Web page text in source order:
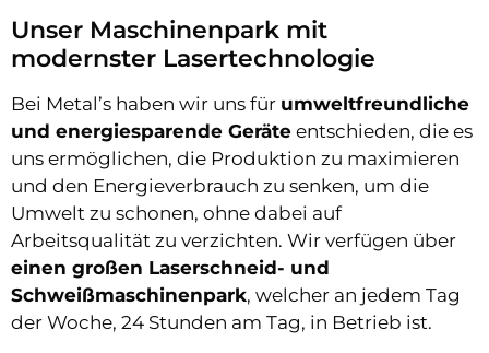
Unser Maschinenpark mit
modernster Lasertechnologie
Bei Metal’s haben wir uns für umweltfreundliche
und energiesparende Geräte entschieden, die es
uns ermöglichen, die Produktion zu maximieren
und den Energieverbrauch zu senken, um die
Umwelt zu schonen, ohne dabei auf
Arbeitsqualität zu verzichten. Wir verfügen über
einen großen Laserschneid- und
Schweißmaschinenpark, welcher an jedem Tag
der Woche, 24 Stunden am Tag, in Betrieb ist.